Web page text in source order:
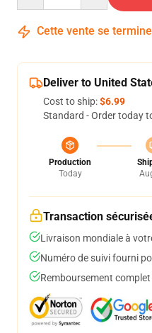
Cette vente se
Deliver to United
Cost to ship:$6.99
Standard - Order today
Production
Today
Transaction
Livraison mondiale à
Numéro de suivi fourni
Remboursement